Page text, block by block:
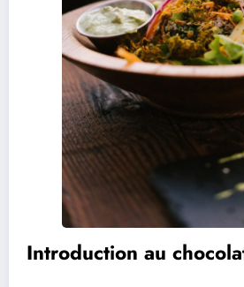
Introduction au